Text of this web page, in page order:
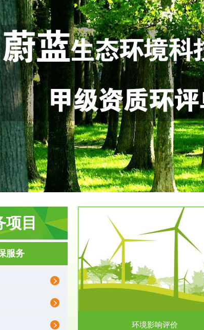
项目
服务
范围
响评价
保护法》第十九条 编制
规划，建...
环境影响评价
服务范围
环保竣工验收
根据《建设项目环境保护管理条例》
制环境影响报告书、...